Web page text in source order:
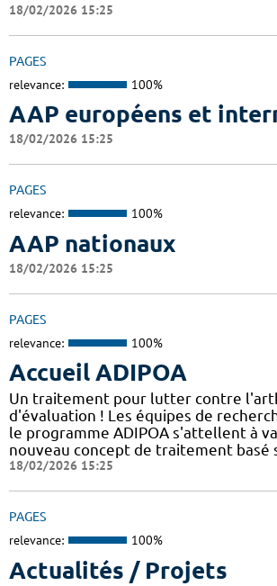
18/02/2026 15:25
PAGES
relevance: 100%
AAP européens et
18/02/2026 15:25
PAGES
relevance: 100%
AAP nationaux
18/02/2026 15:25
PAGES
relevance: 100%
Accueil ADIPOA
Un traitement pour lutter contre
d'évaluation ! Les équipes de
le programme ADIPOA s'attellent à
nouveau concept de traitement basé
18/02/2026 15:25
PAGES
relevance: 100%
Actualités / Projets